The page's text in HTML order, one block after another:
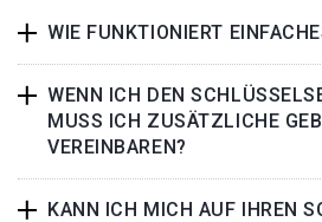
WIE FUNKTIONIERT
WENN ICH DEN
MUSS ICH ZUSÄTZLICHE
VEREINBAREN?
KANN ICH MICH AUF IHREN